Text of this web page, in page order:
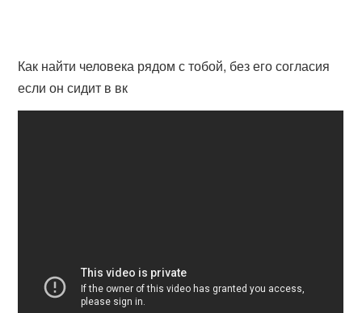
Как найти человека рядом с тобой, без его согласия
если он сидит в вк